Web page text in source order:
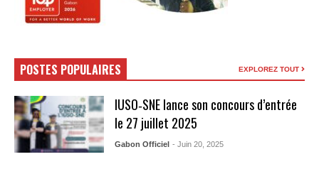
POSTES POPULAIRES EXPLOREZ TOUT
IUSO‑SNE lance son concours d’entrée
le 27 juillet 2025
Gabon Officiel - Juin 20, 2025